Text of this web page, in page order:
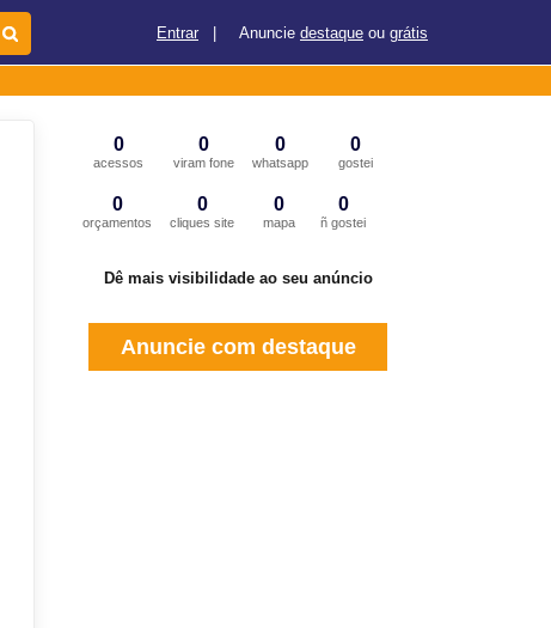
Entrar Anuncie destaque ou grátis
0
acessos
0
viram fone
0
whatsapp
0
gostei
0
orçamentos
0
cliques site
0
mapa
0
ñ gostei
Dê mais visibilidade ao seu anúncio
Anuncie com destaque